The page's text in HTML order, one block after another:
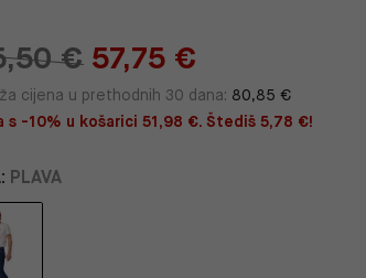
€ 57,75 €
cijena u prethodnih 30 dana: 80,85 €
s -10% u košarici 51,98 €. Štediš 5,78 €!
PLAVA